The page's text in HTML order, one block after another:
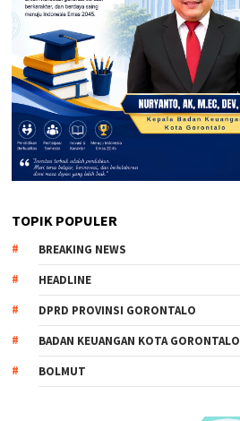
TOPIK POPULER
BREAKING NEWS
HEADLINE
DPRD PROVINSI GORONTALO
BADAN KEUANGAN KOTA GORONTALO
BOLMUT